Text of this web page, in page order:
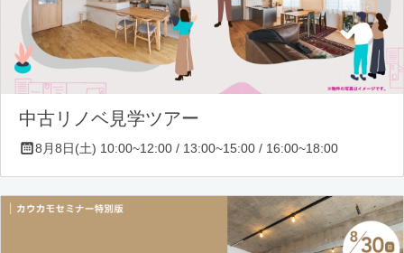
中古リノベ見学ツアー
8月8日(土) 10:00~12:00 / 13:00~15:00 / 16:00~18:00